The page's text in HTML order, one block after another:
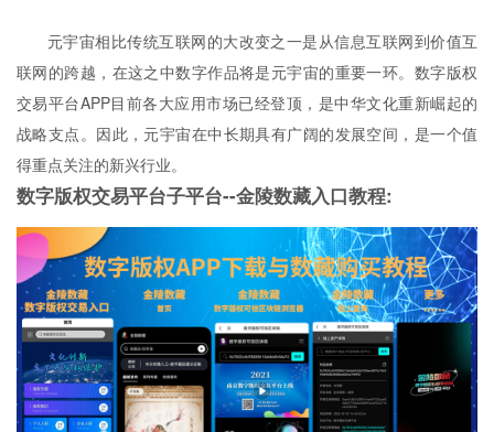
元宇宙相比传统互联网的大改变之一是从信息互联网到价值互
联网的跨越，在这之中数字作品将是元宇宙的重要一环。数字版权
交易平台APP目前各大应用市场已经登顶，是中华文化重新崛起的
战略支点。因此，元宇宙在中长期具有广阔的发展空间，是一个值
得重点关注的新兴行业。
数字版权交易平台子平台--金陵数藏入口教程: